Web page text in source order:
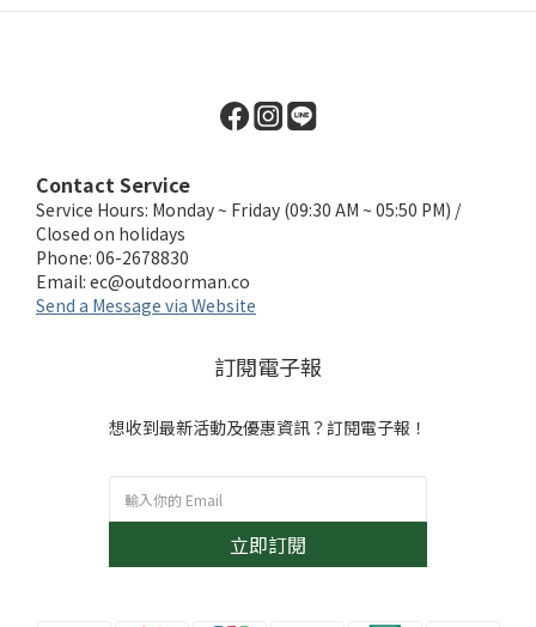
Contact Service
Service Hours: Monday ~ Friday (09:30 AM ~ 05:50 PM) /
Closed on holidays
Phone: 06-2678830
Email: ec@outdoorman.co
Send a Message via Website
訂閱電子報
想收到最新活動及優惠資訊？訂閱電子報！
立即訂閱